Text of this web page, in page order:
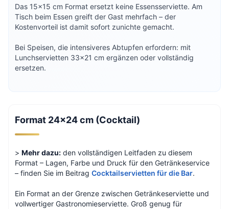
Das 15×15 cm Format ersetzt keine Essensserviette. Am
Tisch beim Essen greift der Gast mehrfach – der
Kostenvorteil ist damit sofort zunichte gemacht.
Bei Speisen, die intensiveres Abtupfen erfordern: mit
Lunchservietten 33×21 cm ergänzen oder vollständig
ersetzen.
Format 24×24 cm (Cocktail)
> Mehr dazu: den vollständigen Leitfaden zu diesem
Format – Lagen, Farbe und Druck für den Getränkeservice
– finden Sie im Beitrag Cocktailservietten für die Bar.
Ein Format an der Grenze zwischen Getränkeserviette und
vollwertiger Gastronomieserviette. Groß genug für